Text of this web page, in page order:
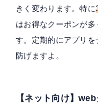
きく変わります。特に
はお得なクーポンが多
す。定期的にアプリ
防げますよ。
【ネット向け】